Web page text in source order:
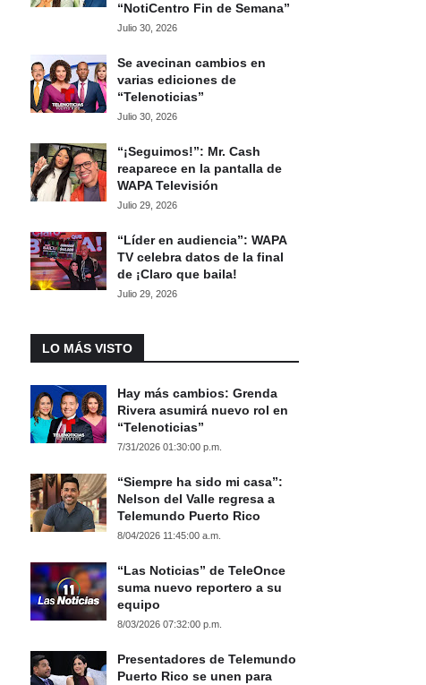
“NotiCentro Fin de Semana”
Julio 30, 2026
Se avecinan cambios en
varias ediciones de
“Telenoticias”
Julio 30, 2026
“¡Seguimos!”: Mr. Cash
reaparece en la pantalla de
WAPA Televisión
Julio 29, 2026
“Líder en audiencia”: WAPA
TV celebra datos de la final
de ¡Claro que baila!
Julio 29, 2026
LO MÁS VISTO
Hay más cambios: Grenda
Rivera asumirá nuevo rol en
“Telenoticias”
7/31/2026 01:30:00 p.m.
“Siempre ha sido mi casa”:
Nelson del Valle regresa a
Telemundo Puerto Rico
8/04/2026 11:45:00 a.m.
“Las Noticias” de TeleOnce
suma nuevo reportero a su
equipo
8/03/2026 07:32:00 p.m.
Presentadores de Telemundo
Puerto Rico se unen para